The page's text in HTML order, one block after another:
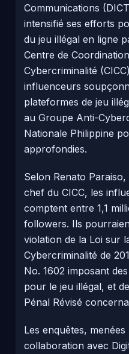
Communications
intensifié ses efforts
du jeu illégal en ligne
Centre de
Cybercriminalité
influenceurs
plateformes de jeu
au Groupe Anti-
Nationale Philippine
approfondies.
Selon Renato
chef du CICC, les
comptent entre 1,1
followers. Ils
violation de la Loi sur
Cybercriminalité de
No. 1602 imposant
pour le jeu illégal, et
Pénal Révisé
Les enquêtes,
collaboration avec